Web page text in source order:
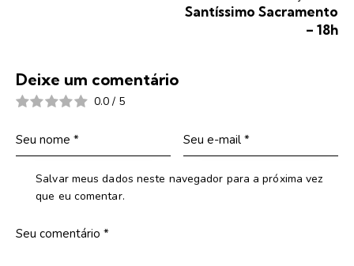
Santíssimo Sacramento
– 18h
Deixe um comentário
0.0 / 5
Salvar meus dados neste navegador para a próxima vez
que eu comentar.